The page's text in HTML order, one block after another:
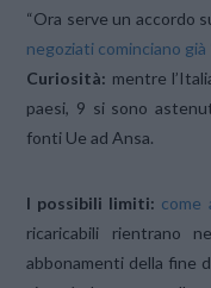
“Ora serve un accordo
negoziati cominciano già
Curiosità: mentre
paesi, 9 si sono
fonti Ue ad Ansa.
I possibili limiti: come
ricaricabili rientrano
abbonamenti della fine